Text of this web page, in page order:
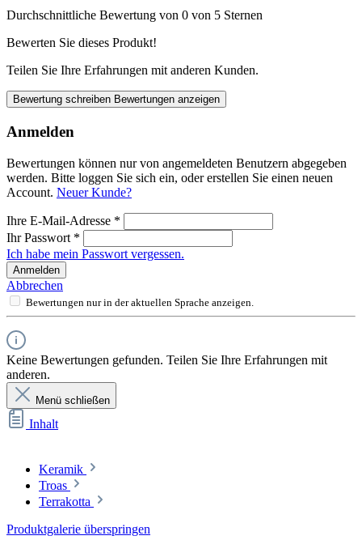
Durchschnittliche Bewertung von 0 von 5 Sternen
Bewerten Sie dieses Produkt!
Teilen Sie Ihre Erfahrungen mit anderen Kunden.
Bewertung schreiben Bewertungen anzeigen
Anmelden
Bewertungen können nur von angemeldeten Benutzern abgegeben
werden. Bitte loggen Sie sich ein, oder erstellen Sie einen neuen
Account. Neuer Kunde?
Ihre E-Mail-Adresse *
Ihr Passwort *
Ich habe mein Passwort vergessen.
Anmelden
Abbrechen
Bewertungen nur in der aktuellen Sprache anzeigen.
Keine Bewertungen gefunden. Teilen Sie Ihre Erfahrungen mit
anderen.
Menü schließen
Inhalt
Keramik
Troas
Terrakotta
Produktgalerie überspringen